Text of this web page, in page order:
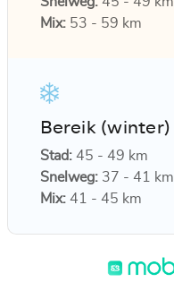
Mix:53 - 59 km
Bereik (winter)
Stad:45 - 49 km
Snelweg:37 - 41 km
Mix:41 - 45 km